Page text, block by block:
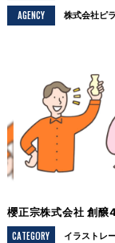
AGENCY 株式会社ピ
櫻正宗株式会社 創醸
CATEGORY
イラストレ